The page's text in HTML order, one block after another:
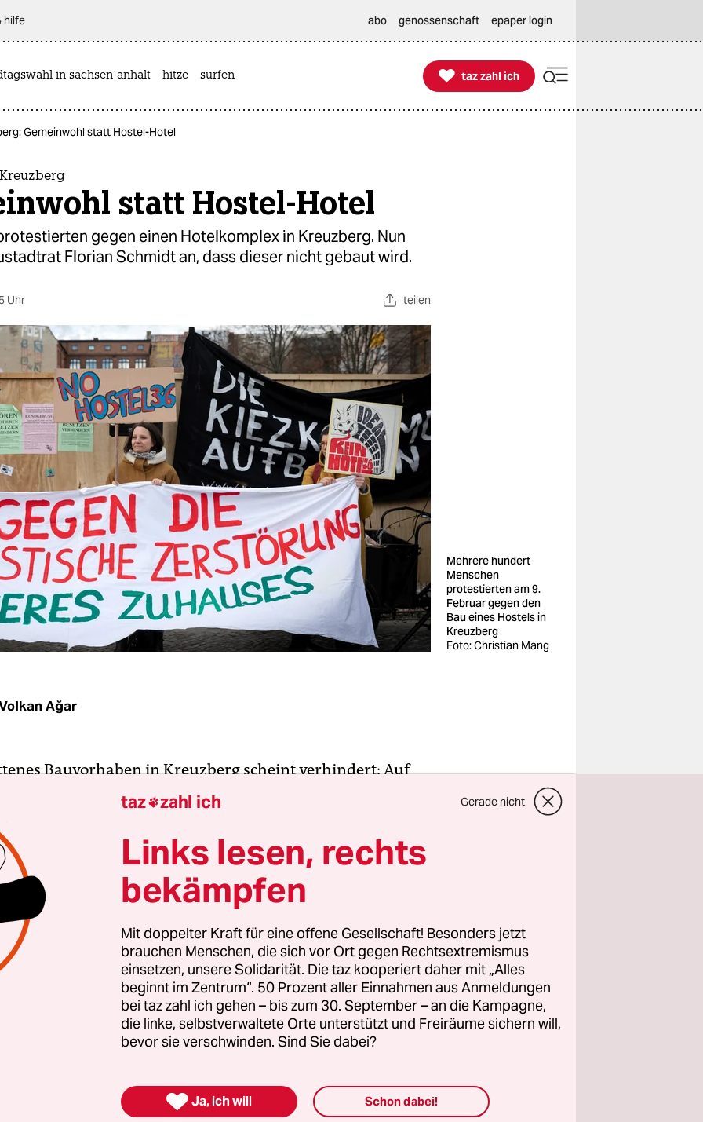
hilfe abo genossenschaft epaper login
in sachsen-anhalt hitze surfen 
taz zahl ich
taz zahl ich
Gemeinwohl statt Hostel-Hotel
statt Hostel-Hotel
gegen einen Hotelkomplex in Kreuzberg. Nun
Florian Schmidt an, dass dieser nicht gebaut wird.
Uhr teilen
Mehrere hundert
Menschen
protestierten am 9.
Februar gegen den
Bau eines Hostels in
Kreuzberg
Foto: Christian Mang
Ağar
Bauvorhaben in Kreuzberg scheint verhindert: Auf
an der Skalitzer Straße Ecke Mariannenstraße war
Komplex geplant. Der Bauherr Pro36 Area GmbH,
der Ideal Lebensversicherung, wollte einen
Komplex mit 750 Betten sowie eine Shopping-Mall
„NoHostel36“ hatte Protest gegen das
organisiert.
Florian Schmidt, grüner Baustadtrat von Friedrichshain-
am vergangenen Freitag: „Durchbruch bei Gesprächen mit
Am Sonntag verbreitete er eine gemeinsame
des Bezirks und des Versicherungsunternehmens:
hätten sich mit der Senatsverwaltung für
Hostelgebäudes mit großflächigem Einzelhandel ein
mit kleineren Ladeneinhei­ten im Erdgeschoss bauen
taz zahl ich Gerade nicht
Links lesen, rechts
bekämpfen
Mit doppelter Kraft für eine offene Gesellschaft! Besonders jetzt
brauchen Menschen, die sich vor Ort gegen Rechtsextremismus
einsetzen, unsere Solidarität. Die taz kooperiert daher mit „Alles
beginnt im Zentrum“. 50 Prozent aller Einnahmen aus Anmeldungen
bei taz zahl ich gehen – bis zum 30. September – an die Kampagne,
die linke, selbstverwaltete Orte unterstützt und Freiräume sichern will,
bevor sie verschwinden. Sind Sie dabei?
 Ja, ich will Schon dabei!